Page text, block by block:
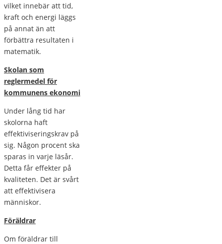
vilket innebär att tid,
kraft och energi läggs
på annat än att
förbättra resultaten i
matematik.
Skolan som
reglermedel för
kommunens ekonomi
Under lång tid har
skolorna haft
effektiviseringskrav på
sig. Någon procent ska
sparas in varje läsår.
Detta får effekter på
kvaliteten. Det är svårt
att effektivisera
människor.
Föräldrar
Om föräldrar till